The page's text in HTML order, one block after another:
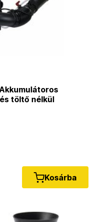
töltő nélkül
Kosárba